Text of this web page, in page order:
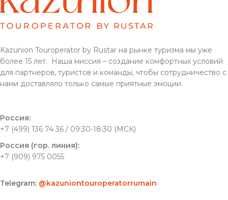
Kazunion Touroperator by Rustar на рынке туризма мы уже
более 15 лет. Наша миссия – создание комфортных условий
для партнеров, туристов и команды, чтобы сотрудничество с
нами доставляло только самые приятные эмоции.
Россия:
+7 (499) 136 74 36 / 09:30-18:30 (МСК)
Россия (гор. линия):
+7 (909) 975 0055
Telegram: @kazuniontouroperatorrumain